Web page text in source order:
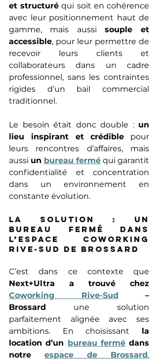
et structuré qui soit en cohérence
avec leur positionnement haut de
gamme, mais aussi souple et
accessible, pour leur permettre de
recevoir leurs clients et
collaborateurs dans un cadre
professionnel, sans les contraintes
rigides d’un bail commercial
traditionnel.
Le besoin était donc double : un
lieu inspirant et crédible pour
leurs rencontres d’affaires, mais
aussi un bureau fermé qui garantit
confidentialité et concentration
dans un environnement en
constante évolution.
La solution : Un
bureau fermé dans
l’espace Coworking
Rive-Sud de Brossard
Coworking Rive-Sud –
Brossard une solution
parfaitement alignée avec ses
ambitions. En choisissant la
location d’un bureau fermé dans
notre espace de Brossard,